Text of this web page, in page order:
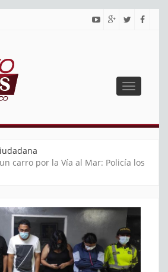
Toggle
carro por la Vía al Mar: Policía los